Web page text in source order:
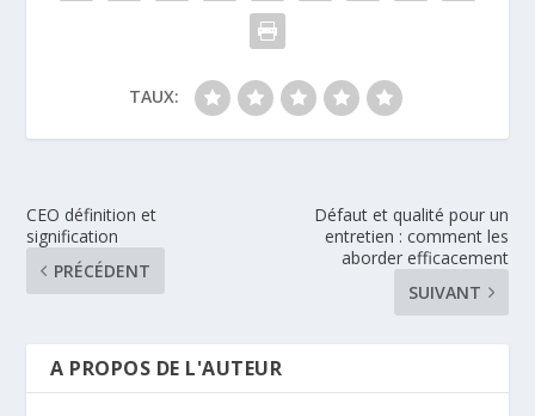
TAUX:
CEO définition et
signification
PRÉCÉDENT
Défaut et qualité pour un
entretien : comment les
aborder efficacement
SUIVANT
A PROPOS DE L'AUTEUR